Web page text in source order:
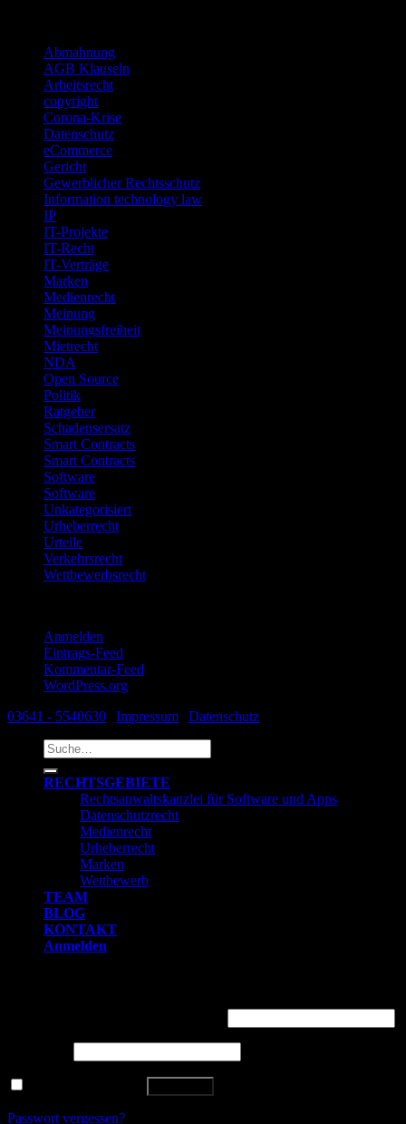
Abmahnung
AGB Klauseln
Arbeitsrecht
copyright
Corona-Krise
Datenschutz
eCommerce
Gericht
Gewerblicher Rechtsschutz
Information technology law
IP
IT-Projekte
IT-Recht
IT-Verträge
Marken
Medienrecht
Meinung
Meinungsfreiheit
Mietrecht
NDA
Open Source
Politik
Ratgeber
Schadensersatz
Smart Contracts
Smart Contracts
Software
Software
Unkategorisiert
Urheberrecht
Urteile
Verkehrsrecht
Wettbewerbsrecht
Anmelden
Eintrags-Feed
Kommentar-Feed
WordPress.org
03641 - 5540630
Impressum
Datenschutz
Suche
nach:
RECHTSGEBIETE
Rechtsanwaltskanzlei für Software und Apps
Datenschutzrecht
Medienrecht
Urheberrecht
Marken
Wettbewerb
TEAM
BLOG
KONTAKT
Anmelden
Passwort vergessen?